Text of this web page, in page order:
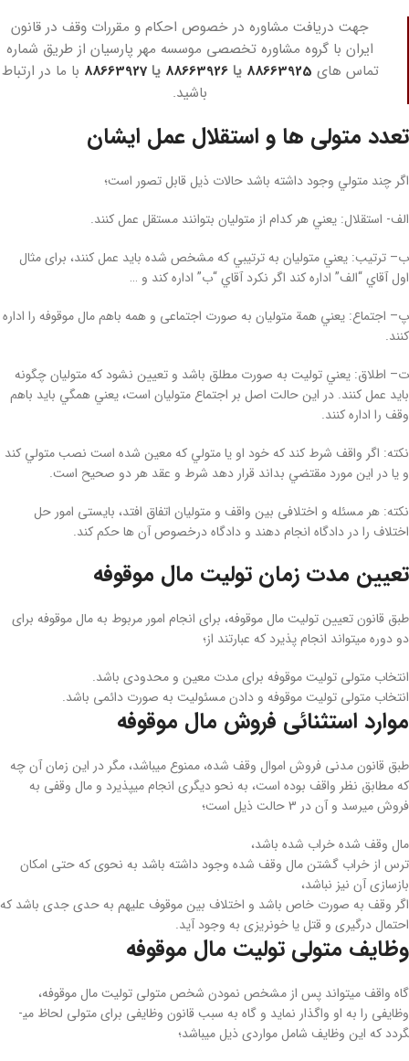
جهت دریافت مشاوره در خصوص احکام و مقررات وقف در قانون
ایران با گروه مشاوره تخصصی موسسه مهر پارسیان از طریق شماره
تماس های 88663925 یا88663926 یا88663927 با ما در ارتباط
باشید.
تعدد متولی ­ها و استقلال عمل ایشان
اگر چند متولي وجود داشته باشد حالات ذیل قابل تصور است؛
الف- استقلال: يعني هر كدام از متوليان بتوانند مستقل عمل كنند.
ب– ترتيب: يعني متوليان به ترتيبي كه مشخص شده بايد عمل كنند، برای مثال
اول آقاي “الف” اداره كند اگر نكرد آقاي “ب” اداره كند و …
پ– اجتماع: يعني همة متوليان به ­صورت اجتماعی و همه باهم مال موقوفه را اداره
كنند.
ت– اطلاق: يعني توليت به صورت مطلق باشد و تعيين نشود كه متوليان چگونه
بايد عمل كنند. در اين حالت اصل بر اجتماع متوليان است، يعني همگي بايد باهم
وقف را اداره كنند.
نکته: اگر واقف شرط كند كه خود او يا متولي كه معين شده است نصب متولي كند
و يا در اين مورد مقتضي بداند قرار دهد شرط و عقد هر دو صحيح است.
نکته: هر مسئله و اختلافی بین واقف و متولیان اتفاق افتد، بایستی امور حل
اختلاف را در دادگاه انجام دهند و دادگاه درخصوص آن­ ها حکم کند.
تعیین مدت زمان تولیت مال موقوفه
طبق قانون تعیین تولیت مال موقوفه، برای انجام امور مربوط به مال موقوفه برای
دو دوره می­تواند انجام پذیرد که عبارتند از؛
انتخاب متولی تولیت موقوفه برای مدت معین و محدودی باشد.
انتخاب متولی تولیت موقوفه و دادن مسئولیت به صورت دائمی باشد.
موارد استثنائی فروش مال موقوفه
طبق قانون مدنی فروش اموال وقف شده، ممنوع می­باشد، مگر در این زمان آن ­چه
که مطابق نظر واقف بوده است، به ­نحو دیگری انجام می­پذیرد و مال وقفی به
فروش می­رسد و آن در 3 حالت ذیل است؛
مال وقف شده خراب شده باشد،
ترس از خراب گشتن مال وقف شده وجود داشته باشد به نحوی که حتی امکان
بازسازی آن نیز نباشد،
اگر وقف به صورت خاص باشد و اختلاف بین موقوف ­علیهم به حدی جدی باشد که
احتمال درگیری و قتل یا خونریزی به وجود آید.
وظایف متولی تولیت مال موقوفه
گاه واقف می­تواند پس از مشخص نمودن شخص متولی تولیت مال موقوفه،
وظایفی را به او واگذار نماید و گاه به سبب قانون وظایفی برای متولی لحاظ می­
گردد که این وظایف شامل مواردی ذیل می­باشد؛